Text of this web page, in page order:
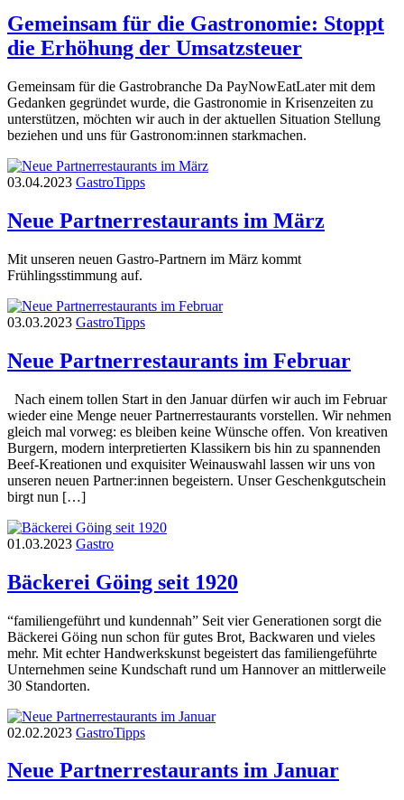
Gemeinsam für die Gastronomie: Stoppt
die Erhöhung der Umsatzsteuer
Gemeinsam für die Gastrobranche Da PayNowEatLater mit dem
Gedanken gegründet wurde, die Gastronomie in Krisenzeiten zu
unterstützen, möchten wir auch in der aktuellen Situation Stellung
beziehen und uns für Gastronom:innen starkmachen.
03.04.2023 GastroTipps
Neue Partnerrestaurants im März
Mit unseren neuen Gastro-Partnern im März kommt
Frühlingsstimmung auf.
03.03.2023 GastroTipps
Neue Partnerrestaurants im Februar
Nach einem tollen Start in den Januar dürfen wir auch im Februar
wieder eine Menge neuer Partnerrestaurants vorstellen. Wir nehmen
gleich mal vorweg: es bleiben keine Wünsche offen. Von kreativen
Burgern, modern interpretierten Klassikern bis hin zu spannenden
Beef-Kreationen und exquisiter Weinauswahl lassen wir uns von
unseren neuen Partner:innen begeistern. Unser Geschenkgutschein
birgt nun […]
01.03.2023 Gastro
Bäckerei Göing seit 1920
“familiengeführt und kundennah” Seit vier Generationen sorgt die
Bäckerei Göing nun schon für gutes Brot, Backwaren und vieles
mehr. Mit echter Handwerkskunst begeistert das familiengeführte
Unternehmen seine Kundschaft rund um Hannover an mittlerweile
30 Standorten.
02.02.2023 GastroTipps
Neue Partnerrestaurants im Januar